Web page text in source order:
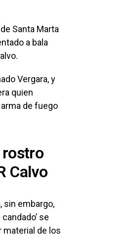
Santa Marta
a bala
Vergara, y
quien
de fuego
rostro
Calvo
sin embargo,
se
material de los